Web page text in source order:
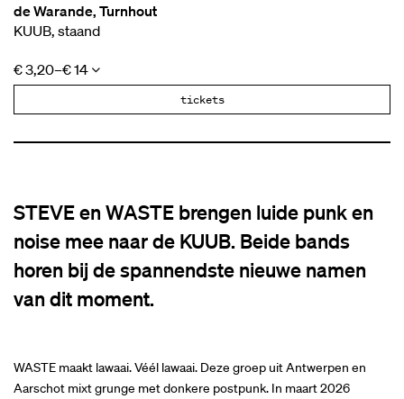
de Warande, Turnhout
KUUB, staand
€ 3,20–€ 14
tickets
STEVE en WASTE brengen luide punk en
noise mee naar de KUUB. Beide bands
horen bij de spannendste nieuwe namen
van dit moment.
WASTE maakt lawaai. Véél lawaai. Deze groep uit Antwerpen en
Aarschot mixt grunge met donkere postpunk. In maart 2026
Inzoomen